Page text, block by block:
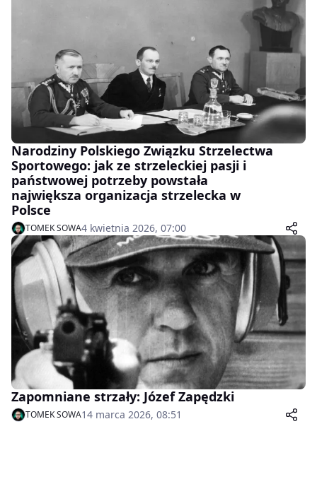
Narodziny Polskiego Związku Strzelectwa
Sportowego: jak ze strzeleckiej pasji i
państwowej potrzeby powstała
największa organizacja strzelecka w
Polsce
TOMEK SOWA4 kwietnia 2026, 07:00
Zapomniane strzały: Józef Zapędzki
TOMEK SOWA14 marca 2026, 08:51